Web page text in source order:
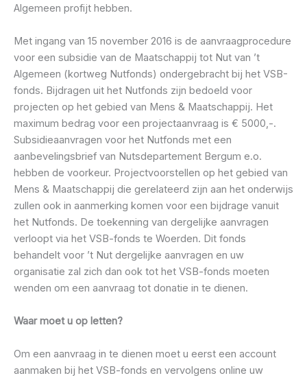
Algemeen profijt hebben.
Met ingang van 15 november 2016 is de aanvraagprocedure
voor een subsidie van de Maatschappij tot Nut van ’t
Algemeen (kortweg Nutfonds) ondergebracht bij het VSB-
fonds. Bijdragen uit het Nutfonds zijn bedoeld voor
projecten op het gebied van Mens & Maatschappij. Het
maximum bedrag voor een projectaanvraag is € 5000,-.
Subsidieaanvragen voor het Nutfonds met een
aanbevelingsbrief van Nutsdepartement Bergum e.o.
hebben de voorkeur. Projectvoorstellen op het gebied van
Mens & Maatschappij die gerelateerd zijn aan het onderwijs
zullen ook in aanmerking komen voor een bijdrage vanuit
het Nutfonds. De toekenning van dergelijke aanvragen
verloopt via het VSB-fonds te Woerden. Dit fonds
behandelt voor ’t Nut dergelijke aanvragen en uw
organisatie zal zich dan ook tot het VSB-fonds moeten
wenden om een aanvraag tot donatie in te dienen.
Waar moet u op letten?
Om een aanvraag in te dienen moet u eerst een account
aanmaken bij het VSB-fonds en vervolgens online uw